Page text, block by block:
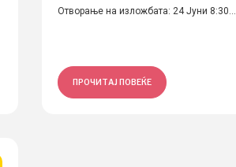
Отворање на изложбата: 24 Јуни 8:30...
ПРОЧИТАЈ ПОВЕЌЕ